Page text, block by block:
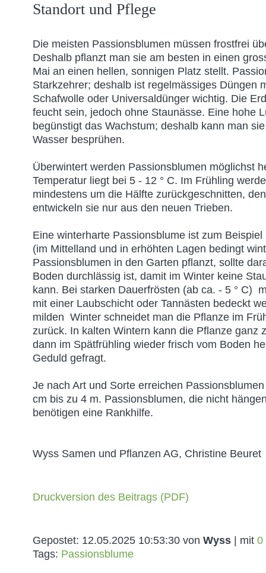
Standort und Pflege
Die meisten Passionsblumen müssen frostfrei
Deshalb pflanzt man sie am besten in einen
Mai an einen hellen, sonnigen Platz stellt.
Starkzehrer; deshalb ist regelmässiges Düngen
Schafwolle oder Universaldünger wichtig. Die
feucht sein, jedoch ohne Staunässe. Eine hohe
begünstigt das Wachstum; deshalb kann man
Wasser besprühen.
Überwintert werden Passionsblumen möglichst
Temperatur liegt bei 5 - 12 ° C. Im Frühling
mindestens um die Hälfte zurückgeschnitten,
entwickeln sie nur aus den neuen Trieben.
Eine winterharte Passionsblume ist zum
(im Mittelland und in erhöhten Lagen bedingt
Passionsblumen in den Garten pflanzt, sollte
Boden durchlässig ist, damit im Winter keine
kann. Bei starken Dauerfrösten (ab ca. - 5 ° C)
mit einer Laubschicht oder Tannästen bedeckt
milden Winter schneidet man die Pflanze im
zurück. In kalten Wintern kann die Pflanze ganz
dann im Spätfrühling wieder frisch vom Boden
Geduld gefragt.
Je nach Art und Sorte erreichen
cm bis zu 4 m. Passionsblumen, die nicht
benötigen eine Rankhilfe.
Wyss Samen und Pflanzen AG, Christine
Druckversion des Beitrags (PDF)
Gepostet: 12.05.2025 10:53:30 von Wyss | mit 0
Tags: Passionsblume